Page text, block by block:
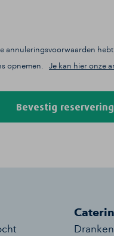
annuleringsvoorwaarden hebt
opnemen.
Je kan hier onze
Bevestig reservering